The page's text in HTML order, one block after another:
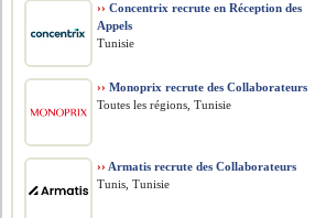
›› Concentrix recrute en Réception des
Appels
Tunisie
›› Monoprix recrute des Collaborateurs
Toutes les régions, Tunisie
›› Armatis recrute des Collaborateurs
Tunis, Tunisie